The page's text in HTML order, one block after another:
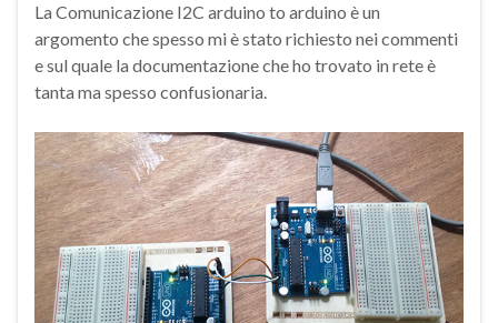
La Comunicazione I2C arduino to arduino è un
argomento che spesso mi è stato richiesto nei commenti
e sul quale la documentazione che ho trovato in rete è
tanta ma spesso confusionaria.